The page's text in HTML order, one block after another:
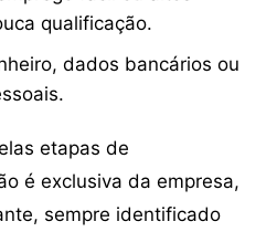
qualificação.
dados bancários ou
etapas de
é exclusiva da empresa,
sempre identificado